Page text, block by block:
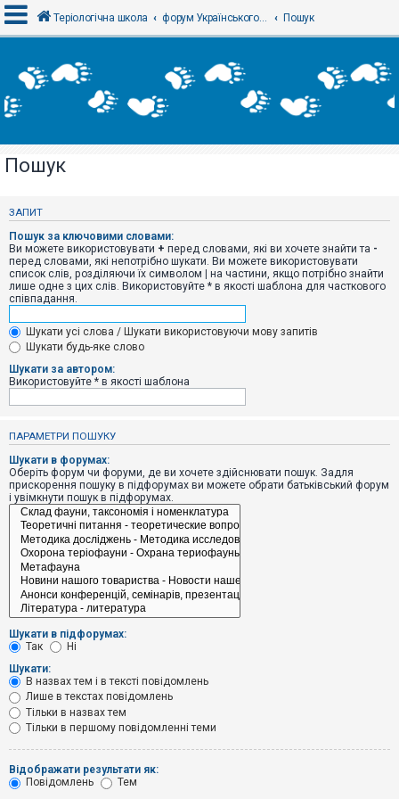
х
і
Р
с
р
а
ц
і
я
Т
е
м
и
б
і
п
о
в
і
д
в
н
т
е
м
и
о
ш
Теріологічна школа форум Українського теріологічного товариства Пошук
Пошук
ЗАПИТ
Пошук за ключовими словами:
Ви можете використовувати + перед словами, які ви хочете знайти та -
перед словами, які непотрібно шукати. Ви можете використовувати
список слів, розділяючи їх символом | на частини, якщо потрібно знайти
лише одне з цих слів. Використовуйте * в якості шаблона для часткового
співпадання.
Шукати усі слова / Шукати використовуючи мову запитів
Шукати будь-яке слово
Шукати за автором:
Використовуйте * в якості шаблона
ПАРАМЕТРИ ПОШУКУ
Шукати в форумах:
Оберіть форум чи форуми, де ви хочете здійснювати пошук. Задля
прискорення пошуку в підфорумах ви можете обрати батьківський форум
і увімкнути пошук в підфорумах.
Шукати в підфорумах:
Так
Ні
Шукати:
В назвах тем і в тексті повідомлень
Лише в текстах повідомлень
Тільки в назвах тем
Тільки в першому повідомленні теми
Відображати результати як:
Повідомлень
Тем